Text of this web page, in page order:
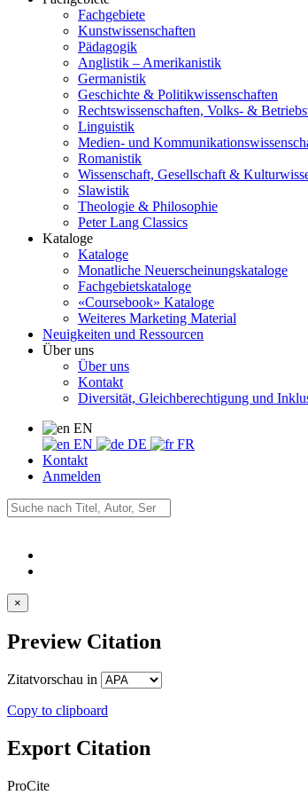
Fachgebiete
Kunstwissenschaften
Pädagogik
Anglistik – Amerikanistik
Germanistik
Geschichte & Politikwissenschaften
Rechtswissenschaften, Volks- &
Linguistik
Medien- und
Romanistik
Wissenschaft, Gesellschaft &
Slawistik
Theologie & Philosophie
Peter Lang Classics
Kataloge
Kataloge
Monatliche Neuerscheinungskataloge
Fachgebietskataloge
«Coursebook» Kataloge
Weiteres Marketing Material
Neuigkeiten und Ressourcen
Über uns
Über uns
Kontakt
Diversität, Gleichberechtigung und
EN
EN
DE
FR
Kontakt
Anmelden
×
Preview Citation
Zitatvorschau in
Copy to clipboard
Export Citation
ProCite